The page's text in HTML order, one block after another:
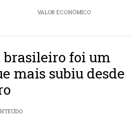
VALOR ECONÔMICO
brasileiro foi um
mais subiu desde